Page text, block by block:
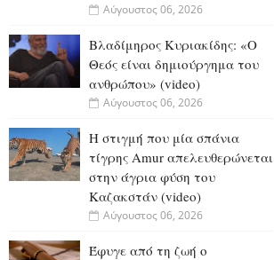
Αύγουστος 06, 2026
Βλαδίμηρος Κυριακίδης: «Ο
Θεός είναι δημιούργημα του
ανθρώπου» (video)
Αύγουστος 06, 2026
Η στιγμή που μία σπάνια
τίγρης Amur απελευθερώνεται
στην άγρια φύση του
Καζακστάν (video)
Αύγουστος 06, 2026
Έφυγε από τη ζωή ο